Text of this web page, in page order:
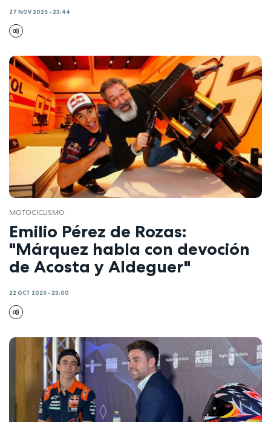
27 NOV 2025 - 23:44
MOTOCICLISMO
Emilio Pérez de Rozas:
"Márquez habla con devoción
de Acosta y Aldeguer"
22 OCT 2025 - 23:00